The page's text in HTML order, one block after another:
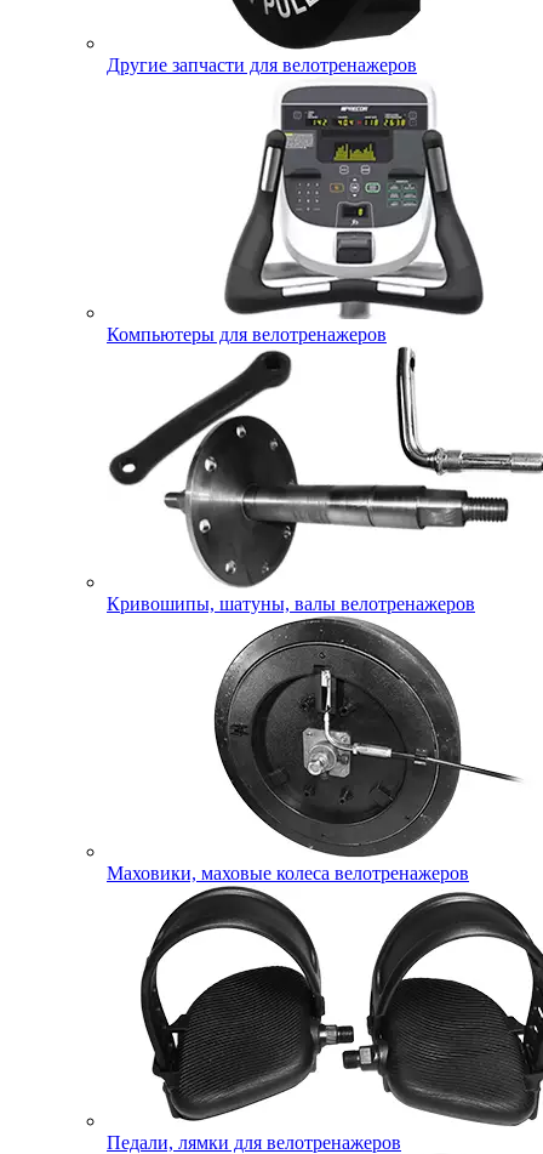
Другие запчасти для велотренажеров
Компьютеры для велотренажеров
Кривошипы, шатуны, валы велотренажеров
Маховики, маховые колеса велотренажеров
Педали, лямки для велотренажеров